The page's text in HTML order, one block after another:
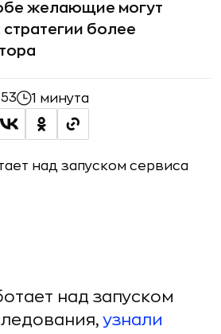
желающие могут
более
1 минута
над запуском
узнали